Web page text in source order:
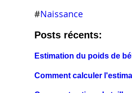
#Naissance
Posts récents:
Estimation du poids de
Comment calculer